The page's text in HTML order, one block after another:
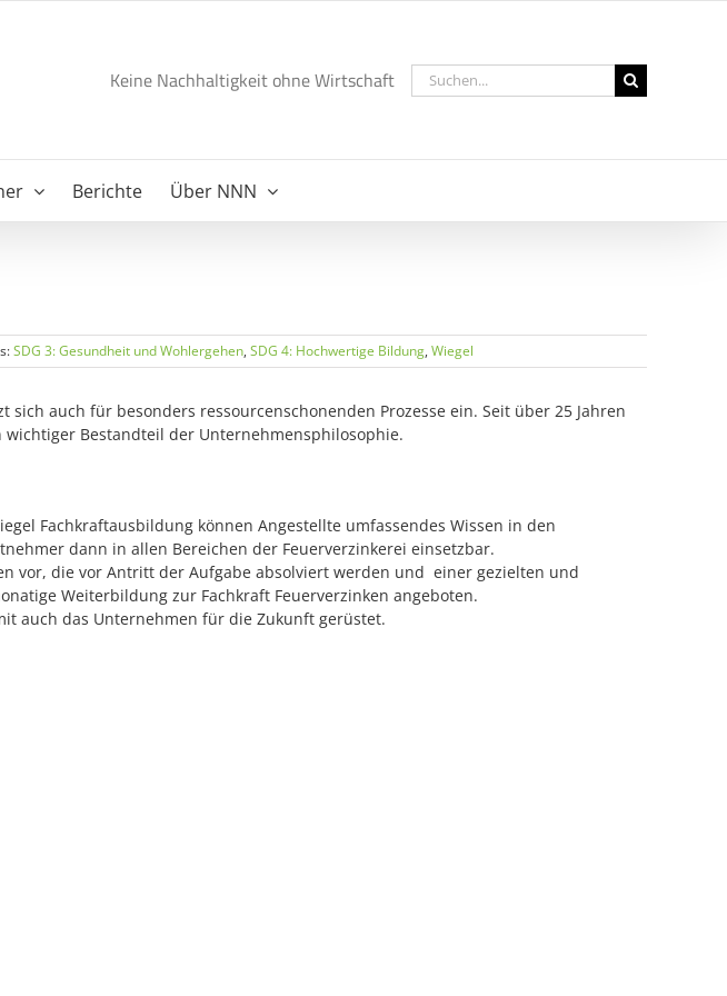
Keine Nachhaltigkeit ohne Wirtschaft
Suche
nach:
Berichte Über NNN
SDG 3: Gesundheit und Wohlergehen, SDG 4: Hochwertige Bildung, Wiegel
auch für besonders ressourcenschonenden Prozesse ein. Seit über 25 Jahren
Bestandteil der Unternehmensphilosophie.
Fachkraftausbildung können Angestellte umfassendes Wissen in den
dann in allen Bereichen der Feuerverzinkerei einsetzbar.
vor, die vor Antritt der Aufgabe absolviert werden und einer gezielten und
Weiterbildung zur Fachkraft Feuerverzinken angeboten.
auch das Unternehmen für die Zukunft gerüstet.